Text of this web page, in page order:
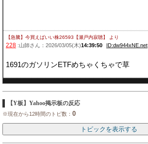
【急騰】今買えばいい株26593【瀬戸内寂聴】 より
228 :山師さん：2026/03/05(木)14:39:50 ID:dw944xNE.net
1691のガソリンETFめちゃくちゃで草
【Y板】Yahoo掲示板の反応
※現在から12時間のトピ数： 0